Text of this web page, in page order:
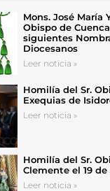
Mons. José María
Obispo de
siguientes
Diocesanos
Leer noticia »
Homilía del Sr.
Exequias de
Leer noticia »
Homilía del Sr.
Clemente el 19
Leer noticia »